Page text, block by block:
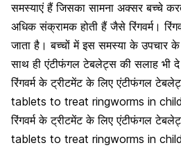
समस्याएं हैं जिसका सामना अक्सर बच्चे
अधिक संक्रामक होती हैं जैसे रिंगवर्म।
जाता है। बच्चों में इस समस्या के उपचार
साथ ही एंटीफंगल टेबलेट्स की सलाह भी
रिंगवर्म के ट्रीटमेंट के लिए एंटीफंगल
tablets to treat ringworms in
रिंगवर्म के ट्रीटमेंट के लिए एंटीफंगल
tablets to treat ringworms in